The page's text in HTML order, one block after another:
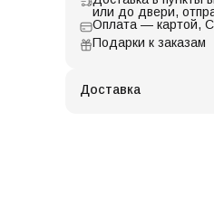
или до двери,
Оплата — картой,
Подарки к заказам
Доставка